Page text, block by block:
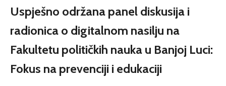
Uspješno održana panel diskusija i
radionica o digitalnom nasilju na
Fakultetu političkih nauka u Banjoj Luci:
Fokus na prevenciji i edukaciji